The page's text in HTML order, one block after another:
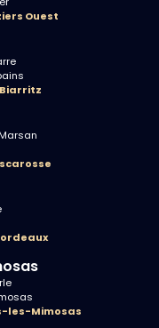
Ouest
les-Mimosas